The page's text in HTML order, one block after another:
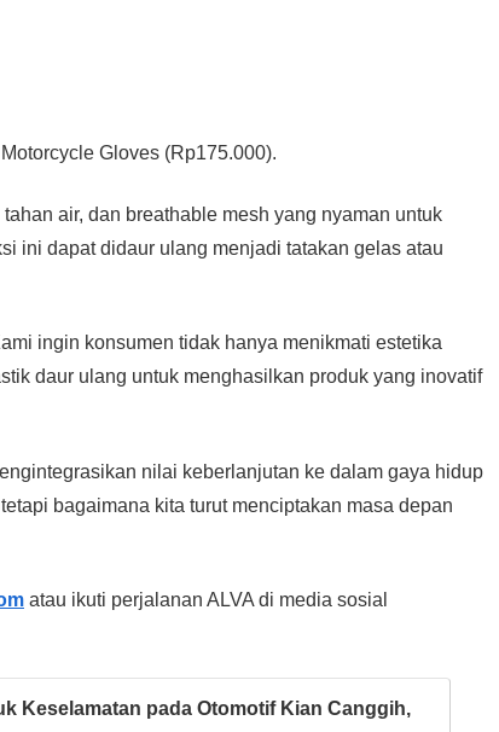
Gloves (Rp175.000).
air, dan breathable mesh yang nyaman untuk
ini dapat didaur ulang menjadi tatakan gelas atau
ingin konsumen tidak hanya menikmati estetika
daur ulang untuk menghasilkan produk yang inovatif
nilai keberlanjutan ke dalam gaya hidup
bagaimana kita turut menciptakan masa depan
atau ikuti perjalanan ALVA di media sosial
Keselamatan pada Otomotif Kian Canggih,